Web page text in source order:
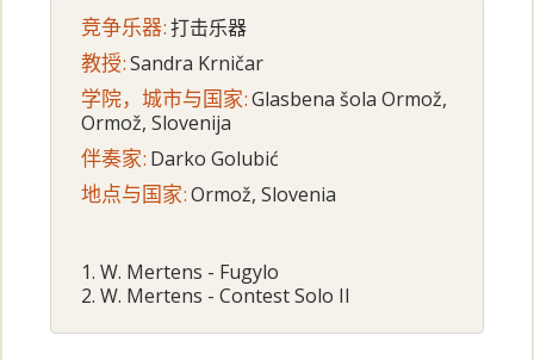
竞争乐器:打击乐器
教授:Sandra Krničar
学院，城市与国家:Glasbena šola Ormož,
Ormož, Slovenija
伴奏家: Darko Golubić
地点与国家:Ormož, Slovenia
1. W. Mertens - Fugylo
2. W. Mertens - Contest Solo II